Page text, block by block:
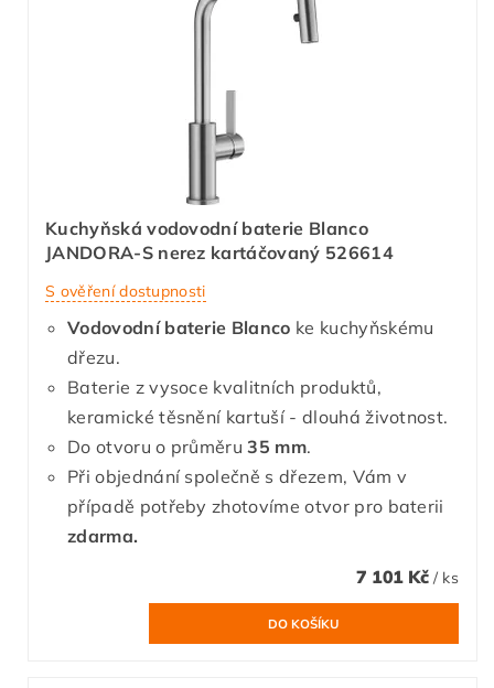
Kuchyňská vodovodní baterie Blanco
JANDORA-S nerez kartáčovaný 526614
S ověření dostupnosti
Vodovodní baterie Blanco ke kuchyňskému
dřezu.
Baterie z vysoce kvalitních produktů,
keramické těsnění kartuší - dlouhá životnost.
Do otvoru o průměru35 mm.
Při objednání společně s dřezem, Vám v
případě potřeby zhotovíme otvor pro baterii
zdarma.
7 101 Kč / ks